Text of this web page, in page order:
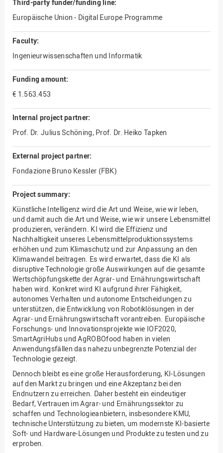
Third-party funder/funding line:
Europäische Union - Digital Europe Programme
Faculty:
Ingenieurwissenschaften und Informatik
Funding amount:
€ 1.563.453
Internal project partner:
Prof. Dr. Julius Schöning, Prof. Dr. Heiko Tapken
External project partner:
Fondazione Bruno Kessler (FBK)
Project summary:
Künstliche Intelligenz wird die Art und Weise, wie wir leben,
und damit auch die Art und Weise, wie wir unsere Lebensmittel
produzieren, verändern. KI wird die Effizienz und
Nachhaltigkeit unseres Lebensmittelproduktionssystems
erhöhen und zum Klimaschutz und zur Anpassung an den
Klimawandel beitragen. Es wird erwartet, dass die KI als
disruptive Technologie große Auswirkungen auf die gesamte
Wertschöpfungskette der Agrar- und Ernährungswirtschaft
haben wird. Konkret wird KI aufgrund ihrer Fähigkeit,
autonomes Verhalten und autonome Entscheidungen zu
unterstützen, die Entwicklung von Robotiklösungen in der
Agrar- und Ernährungswirtschaft vorantreiben. Europäische
Forschungs- und Innovationsprojekte wie IOF2020,
SmartAgriHubs und AgROBOfood haben in vielen
Anwendungsfällen das nahezu unbegrenzte Potenzial der
Technologie gezeigt.
Dennoch bleibt es eine große Herausforderung, KI-Lösungen
auf den Markt zu bringen und eine Akzeptanz bei den
Endnutzern zu erreichen. Daher besteht ein eindeutiger
Bedarf, Vertrauen im Agrar- und Ernährungssektor zu
schaffen und Technologieanbietern, insbesondere KMU,
technische Unterstützung zu bieten, um modernste KI-basierte
Soft- und Hardware-Lösungen und Produkte zu testen und zu
erproben.